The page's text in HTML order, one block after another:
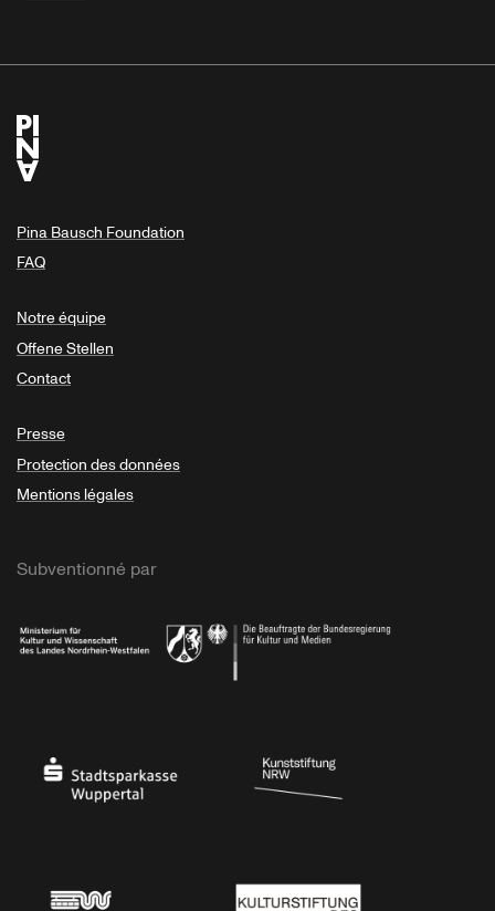
Pina Bausch Foundation
FAQ
Notre équipe
Offene Stellen
Contact
Presse
Protection des données
Mentions légales
Subventionné par